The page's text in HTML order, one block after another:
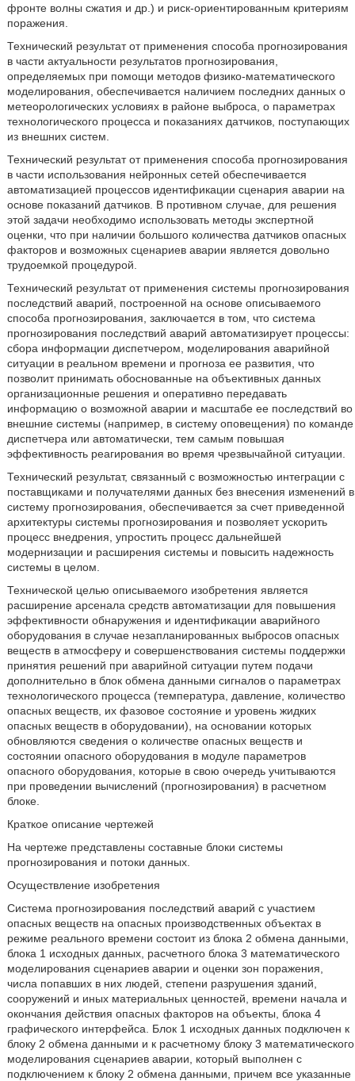
фронте волны сжатия и др.) и риск-ориентированным критериям
поражения.
Технический результат от применения способа прогнозирования
в части актуальности результатов прогнозирования,
определяемых при помощи методов физико-математического
моделирования, обеспечивается наличием последних данных о
метеорологических условиях в районе выброса, о параметрах
технологического процесса и показаниях датчиков, поступающих
из внешних систем.
Технический результат от применения способа прогнозирования
в части использования нейронных сетей обеспечивается
автоматизацией процессов идентификации сценария аварии на
основе показаний датчиков. В противном случае, для решения
этой задачи необходимо использовать методы экспертной
оценки, что при наличии большого количества датчиков опасных
факторов и возможных сценариев аварии является довольно
трудоемкой процедурой.
Технический результат от применения системы прогнозирования
последствий аварий, построенной на основе описываемого
способа прогнозирования, заключается в том, что система
прогнозирования последствий аварий автоматизирует процессы:
сбора информации диспетчером, моделирования аварийной
ситуации в реальном времени и прогноза ее развития, что
позволит принимать обоснованные на объективных данных
организационные решения и оперативно передавать
информацию о возможной аварии и масштабе ее последствий во
внешние системы (например, в систему оповещения) по команде
диспетчера или автоматически, тем самым повышая
эффективность реагирования во время чрезвычайной ситуации.
Технический результат, связанный с возможностью интеграции с
поставщиками и получателями данных без внесения изменений в
систему прогнозирования, обеспечивается за счет приведенной
архитектуры системы прогнозирования и позволяет ускорить
процесс внедрения, упростить процесс дальнейшей
модернизации и расширения системы и повысить надежность
системы в целом.
Технической целью описываемого изобретения является
расширение арсенала средств автоматизации для повышения
эффективности обнаружения и идентификации аварийного
оборудования в случае незапланированных выбросов опасных
веществ в атмосферу и совершенствования системы поддержки
принятия решений при аварийной ситуации путем подачи
дополнительно в блок обмена данными сигналов о параметрах
технологического процесса (температура, давление, количество
опасных веществ, их фазовое состояние и уровень жидких
опасных веществ в оборудовании), на основании которых
обновляются сведения о количестве опасных веществ и
состоянии опасного оборудования в модуле параметров
опасного оборудования, которые в свою очередь учитываются
при проведении вычислений (прогнозирования) в расчетном
блоке.
Краткое описание чертежей
На чертеже представлены составные блоки системы
прогнозирования и потоки данных.
Осуществление изобретения
Система прогнозирования последствий аварий с участием
опасных веществ на опасных производственных объектах в
режиме реального времени состоит из блока 2 обмена данными,
блока 1 исходных данных, расчетного блока 3 математического
моделирования сценариев аварии и оценки зон поражения,
числа попавших в них людей, степени разрушения зданий,
сооружений и иных материальных ценностей, времени начала и
окончания действия опасных факторов на объекты, блока 4
графического интерфейса. Блок 1 исходных данных подключен к
блоку 2 обмена данными и к расчетному блоку 3 математического
моделирования сценариев аварии, который выполнен с
подключением к блоку 2 обмена данными, причем все указанные